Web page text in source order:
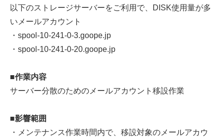
以下のストレージサーバーをご利用で、DISK使用量が多
いメールアカウント
・spool-10-241-0-3.goope.jp
・spool-10-241-0-20.goope.jp
■作業内容
サーバー分散のためのメールアカウント移設作業
■影響範囲
・メンテナンス作業時間内で、移設対象のメールアカウ